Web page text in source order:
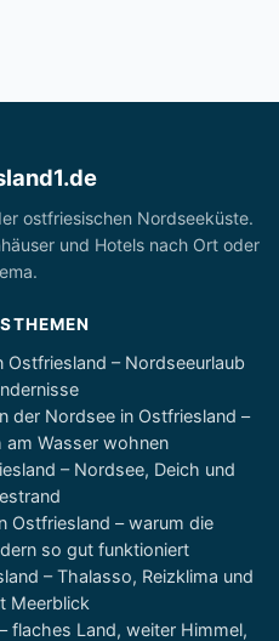
ostfriesischen Nordseeküste.
und Hotels nach Ort oder
Ostfriesland – Nordseeurlaub
der Nordsee in Ostfriesland –
Wasser wohnen
– Nordsee, Deich und
Ostfriesland – warum die
so gut funktioniert
– Thalasso, Reizklima und
Meerblick
flaches Land, weiter Himmel,